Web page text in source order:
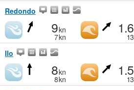
Redondo
9kn
7kn
1.6
13
Ilo
8kn
8kn
1.5
13